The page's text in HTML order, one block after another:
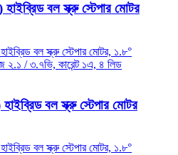
হাইব্রিড বল স্ক্রু স্টেপার মোটর
বল স্ক্রু স্টেপার মোটর